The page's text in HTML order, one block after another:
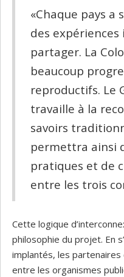
«Chaque pays a
des
partager. La
beaucoup
reproductifs. Le
travaille à la
savoirs
permettra ainsi
pratiques et de
entre les trois
Cette logique
philosophie du projet. En
implantés, les
entre les organismes